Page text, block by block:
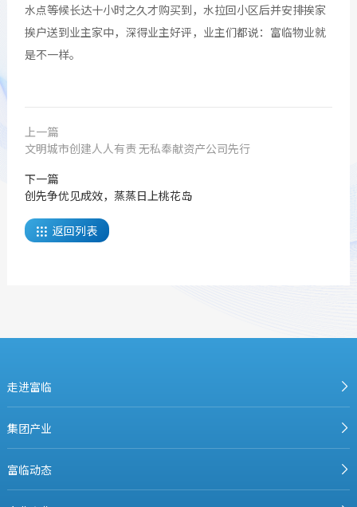
水点等候长达十小时之久才购买到，水拉回小区后并安排挨家
挨户送到业主家中，深得业主好评，业主们都说：富临物业就
是不一样。
上一篇
文明城市创建人人有责 无私奉献资产公司先行
下一篇
创先争优见成效，蒸蒸日上桃花岛
 返回列表
走进富临
集团产业
富临动态